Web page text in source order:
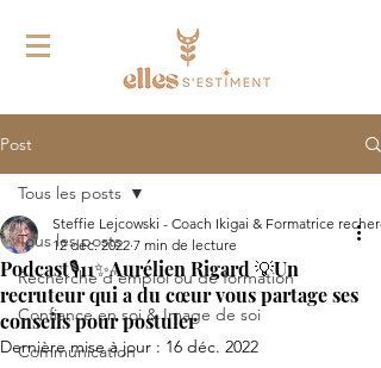
Post
Tous les posts
Recherche d'emploi ou de formation
Confiance en soi & Image de soi
Communication
Tous les posts
Podcast🎙️11✨Aurélien Rigard 💡Un
recruteur qui a du cœur vous partage ses
conseils pour postuler
Steffie Lejcowski - Coach Ikigai & Formatrice
12 déc. 2022 7 min de lecture
Dernière mise à jour : 16 déc. 2022